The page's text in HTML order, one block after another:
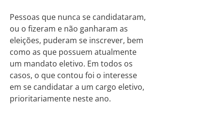
Pessoas que nunca se candidataram,
ou o fizeram e não ganharam as
eleições, puderam se inscrever, bem
como as que possuem atualmente
um mandato eletivo. Em todos os
casos, o que contou foi o interesse
em se candidatar a um cargo eletivo,
prioritariamente neste ano.